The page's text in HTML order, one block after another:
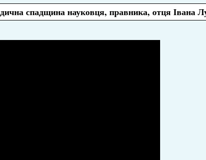
спадщина науковця, правника, отця Івана